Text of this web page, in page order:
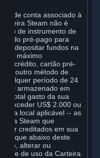
de conta associado à
Steam não é
tipo de instrumento de
saldo pré-pago para
depositar fundos na
máximo
de crédito, cartão pré-
outro método de
qualquer período de 24
armazenado em
total gasto da sua
exceder US$ 2.000 ou
local aplicável -- as
Steam que
ser creditados em sua
fique abaixo deste
alterar ou
e de uso da Carteira